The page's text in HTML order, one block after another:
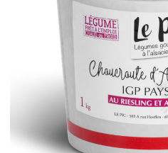
CHOUCROUTES
LÉGUMES
LÉGUMES
LÉGUMES BRUTS
SPÉCIALITÉS SALÉES